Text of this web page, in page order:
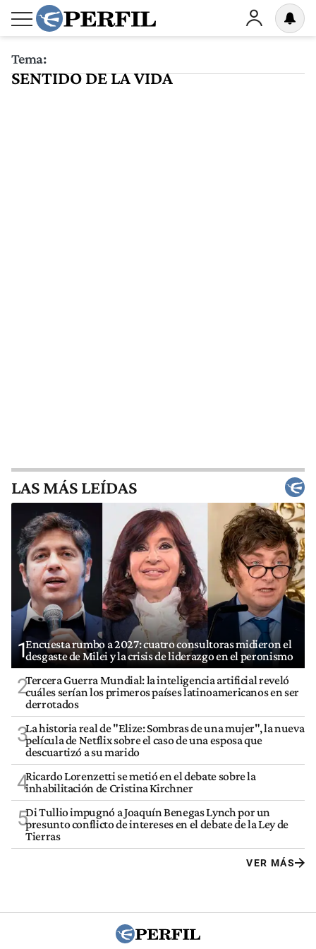
Tema:
SENTIDO DE LA VIDA
LAS MÁS LEÍDAS
1Encuesta rumbo a 2027: cuatro consultoras midieron el
desgaste de Milei y la crisis de liderazgo en el peronismo
2Tercera Guerra Mundial: la inteligencia artificial reveló
cuáles serían los primeros países latinoamericanos en ser
derrotados
3La historia real de "Elize: Sombras de una mujer", la nueva
película de Netflix sobre el caso de una esposa que
descuartizó a su marido
4Ricardo Lorenzetti se metió en el debate sobre la
inhabilitación de Cristina Kirchner
5Di Tullio impugnó a Joaquín Benegas Lynch por un
presunto conflicto de intereses en el debate de la Ley de
Tierras
VER MÁS